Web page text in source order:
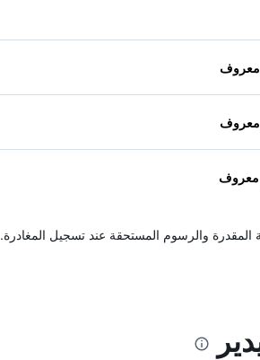
والرسوم المستحقة عند تسجيل المغادرة.